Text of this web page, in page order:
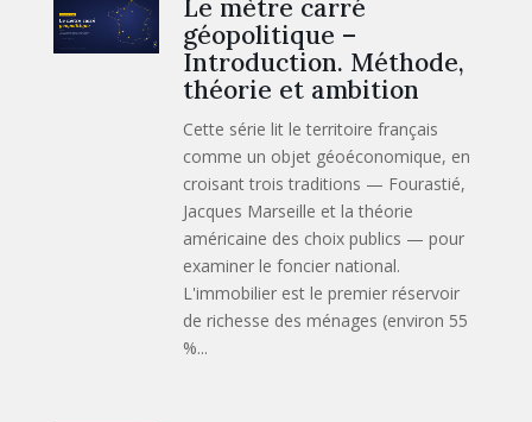
Le mètre carré
géopolitique –
Introduction. Méthode,
théorie et ambition
Cette série lit le territoire français
comme un objet géoéconomique, en
croisant trois traditions — Fourastié,
Jacques Marseille et la théorie
américaine des choix publics — pour
examiner le foncier national.
L'immobilier est le premier réservoir
de richesse des ménages (environ 55
%...